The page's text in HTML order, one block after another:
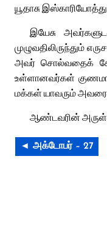
யூதாசு
இயேசு
முழுவதிலிருந்தும்
அவர் சொல்வதைக்
உள்ளானவர்கள்
மக்கள் யாவரும்
ஆண்டவரின்
◄ அக்டோபர் – 27